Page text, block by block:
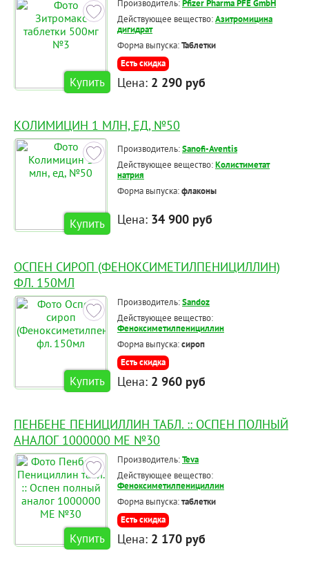
Купить
Производитель:Pfizer Pharma PFE GmbH
Действующее вещество:Азитромицина
дигидрат
Форма выпуска:Таблетки
Есть скидка
Цена: 2 290 руб
КОЛИМИЦИН 1 МЛН, ЕД, №50
Купить
Производитель:Sanofi-Aventis
Действующее вещество:Колистиметат
натрия
Форма выпуска:флаконы
Цена: 34 900 руб
ОСПЕН СИРОП (ФЕНОКСИМЕТИЛПЕНИЦИЛЛИН)
ФЛ. 150МЛ
Купить
Производитель:Sandoz
Действующее вещество:
Феноксиметилпенициллин
Форма выпуска:сироп
Есть скидка
Цена: 2 960 руб
ПЕНБЕНЕ ПЕНИЦИЛЛИН ТАБЛ. :: ОСПЕН ПОЛНЫЙ
АНАЛОГ 1000000 МЕ №30
Купить
Производитель:Teva
Действующее вещество:
Феноксиметилпенициллин
Форма выпуска:таблетки
Есть скидка
Цена: 2 170 руб